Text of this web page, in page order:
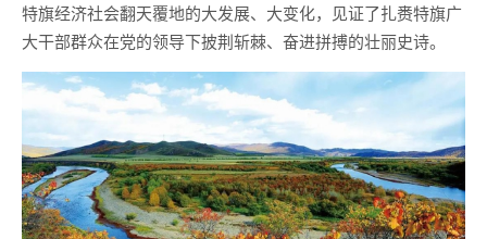
特旗经济社会翻天覆地的大发展、大变化，见证了扎赉特旗广
大干部群众在党的领导下披荆斩棘、奋进拼搏的壮丽史诗。